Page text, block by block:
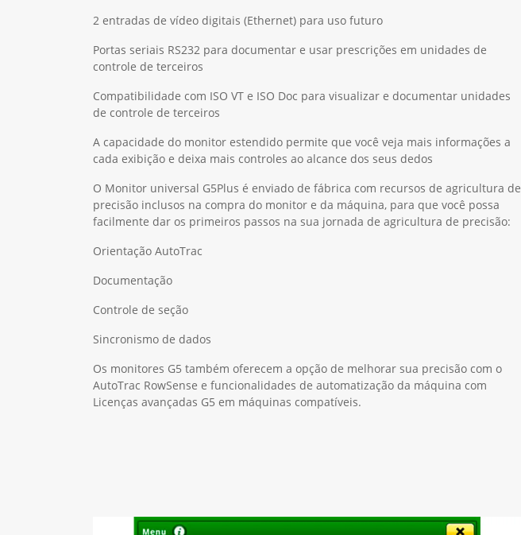
2 entradas de vídeo digitais (Ethernet) para uso futuro
Portas seriais RS232 para documentar e usar prescrições em unidades de
controle de terceiros
Compatibilidade com ISO VT e ISO Doc para visualizar e documentar unidades
de controle de terceiros
A capacidade do monitor estendido permite que você veja mais informações a
cada exibição e deixa mais controles ao alcance dos seus dedos
O Monitor universal G5Plus é enviado de fábrica com recursos de agricultura de
precisão inclusos na compra do monitor e da máquina, para que você possa
facilmente dar os primeiros passos na sua jornada de agricultura de precisão:
Orientação AutoTrac
Documentação
Controle de seção
Sincronismo de dados
Os monitores G5 também oferecem a opção de melhorar sua precisão com o
AutoTrac RowSense e funcionalidades de automatização da máquina com
Licenças avançadas G5 em máquinas compatíveis.